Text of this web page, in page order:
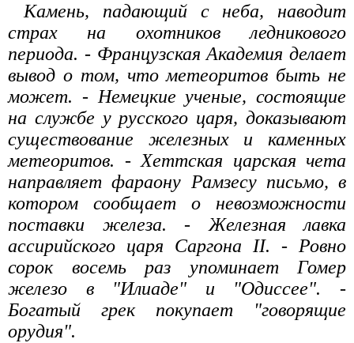
Камень, падающий с неба, наводит
страх на охотников ледникового
периода. - Французская Академия делает
вывод о том, что метеоритов быть не
может. - Немецкие ученые, состоящие
на службе у русского царя, доказывают
существование железных и каменных
метеоритов. - Хеттская царская чета
направляет фараону Рамзесу письмо, в
котором сообщает о невозможности
поставки железа. - Железная лавка
ассирийского царя Саргона II. - Ровно
сорок восемь раз упоминает Гомер
железо в "Илиаде" и "Одиссее". -
Богатый грек покупает "говорящие
орудия".